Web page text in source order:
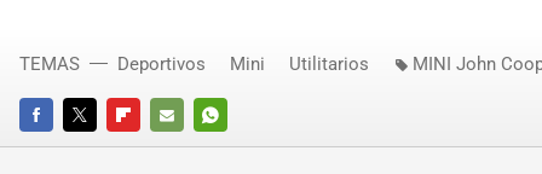
FACEBOOKTWITTERFLIPBOARD
E-
WHATSAPP
TEMAS Deportivos Mini Utilitarios MINI John